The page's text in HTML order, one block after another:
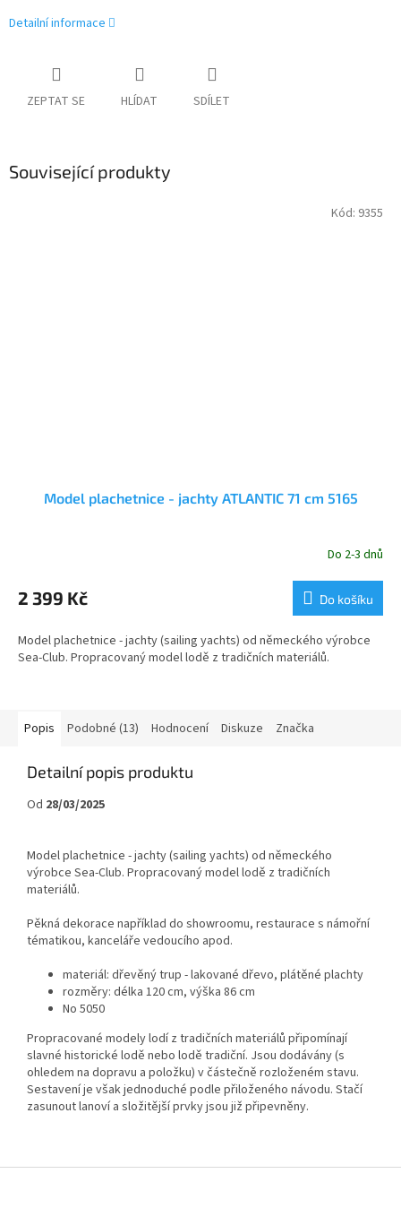
Detailní informace
ZEPTAT SE HLÍDAT SDÍLET
Související produkty
Model plachetnice - jachty ATLANTIC 71 cm 5165
Do 2-3 dnů
2 399 Kč Do košíku
Model plachetnice - jachty (sailing yachts) od německého výrobce
Sea-Club. Propracovaný model lodě z tradičních materiálů.
Kód: 9355
Popis Podobné (13) Hodnocení Diskuze Značka
Detailní popis produktu
Od 28/03/2025
Model plachetnice - jachty (sailing yachts) od německého
výrobce Sea-Club. Propracovaný model lodě z tradičních
materiálů.
Pěkná dekorace například do showroomu, restaurace s námořní
tématikou, kanceláře vedoucího apod.
materiál: dřevěný trup - lakované dřevo, plátěné plachty
rozměry: délka 120 cm, výška 86 cm
No 5050
Propracované modely lodí z tradičních materiálů připomínají
slavné historické lodě nebo lodě tradiční. Jsou dodávány (s
ohledem na dopravu a položku) v částečně rozloženém stavu.
Sestavení je však jednoduché podle přiloženého návodu. Stačí
zasunout lanoví a složitější prvky jsou již připevněny.